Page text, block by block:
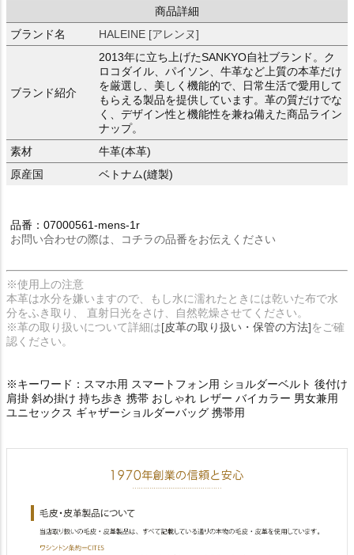
商品詳細
ブランド名
HALEINE [アレンヌ]
ブランド紹介
2013年に立ち上げたSANKYO自社ブランド。ク
ロコダイル、パイソン、牛革など上質の本革だけ
を厳選し、美しく機能的で、日常生活で愛用して
もらえる製品を提供しています。革の質だけでな
く、デザイン性と機能性を兼ね備えた商品ライン
ナップ。
素材
牛革(本革)
原産国
ベトナム(縫製)
品番：07000561-mens-1r
お問い合わせの際は、コチラの品番をお伝えください
※使用上の注意
本革は水分を嫌いますので、もし水に濡れたときには乾いた布で水
分をふき取り、 直射日光をさけ、自然乾燥させてください。
※革の取り扱いについて詳細は[皮革の取り扱い・保管の方法]をご確
認ください。
※キーワード：スマホ用 スマートフォン用 ショルダーベルト 後付け
肩掛 斜め掛け 持ち歩き 携帯 おしゃれ レザー バイカラー 男女兼用
ユニセックス ギャザーショルダーバッグ 携帯用